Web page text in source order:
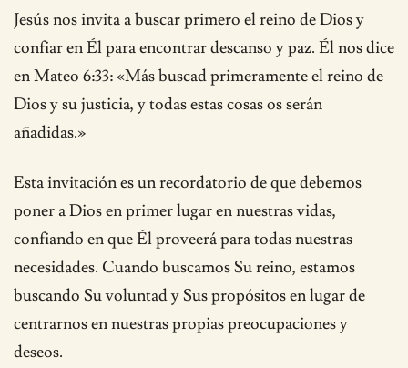
Jesús nos invita a buscar primero el reino de Dios y
confiar en Él para encontrar descanso y paz. Él nos dice
en Mateo 6:33: «Más buscad primeramente el reino de
Dios y su justicia, y todas estas cosas os serán
añadidas.»
Esta invitación es un recordatorio de que debemos
poner a Dios en primer lugar en nuestras vidas,
confiando en que Él proveerá para todas nuestras
necesidades. Cuando buscamos Su reino, estamos
buscando Su voluntad y Sus propósitos en lugar de
centrarnos en nuestras propias preocupaciones y
deseos.